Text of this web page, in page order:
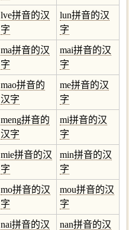
lve拼音的汉
字
lun拼音的汉
字
ma拼音的汉
字
mai拼音的汉
字
mao拼音的
汉字
me拼音的汉
字
meng拼音的
汉字
mi拼音的汉
字
mie拼音的汉
字
min拼音的汉
字
mo拼音的汉
字
mou拼音的汉
字
nai拼音的汉
nan拼音的汉